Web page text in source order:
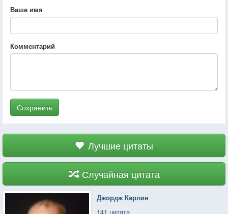
Ваше имя
Комментарий
Сохранить
Лучшие цитаты
Случайная цитата
Джордж Карлин
141 цитата